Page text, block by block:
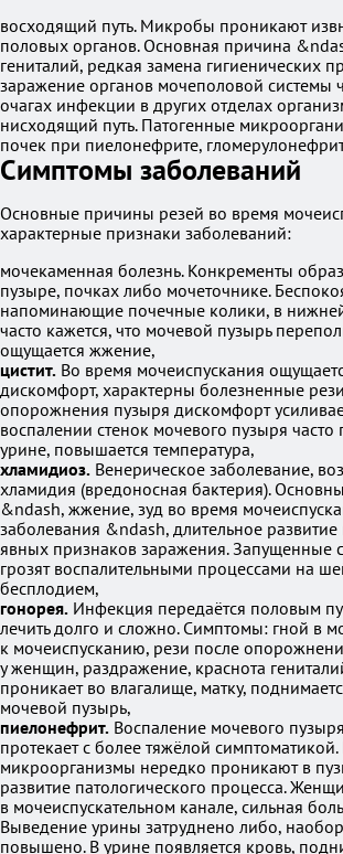
восходящий путь. Микробы проникают
половых органов. Основная причина
гениталий, редкая замена гигиенических
заражение органов мочеполовой системы
очагах инфекции в других отделах
нисходящий путь. Патогенные
почек при пиелонефрите,
Симптомы заболеваний
Основные причины резей во время
характерные признаки заболеваний:
мочекаменная болезнь. Конкременты
пузыре, почках либо мочеточнике.
напоминающие почечные колики, в
часто кажется, что мочевой пузырь
ощущается жжение,
цистит. Во время мочеиспускания
дискомфорт, характерны болезненные
опорожнения пузыря дискомфорт
воспалении стенок мочевого пузыря часто
урине, повышается температура,
хламидиоз. Венерическое заболевание,
хламидия (вредоносная бактерия).
&ndash, жжение, зуд во время
заболевания &ndash, длительное развитие
явных признаков заражения. Запущенные
грозят воспалительными процессами на
бесплодием,
гонорея. Инфекция передаётся половым
лечить долго и сложно. Симптомы: гной в
к мочеиспусканию, рези после
у женщин, раздражение, краснота
проникает во влагалище, матку,
мочевой пузырь,
пиелонефрит. Воспаление мочевого
протекает с более тяжёлой
микроорганизмы нередко проникают в
развитие патологического процесса.
в мочеиспускательном канале, сильная
Выведение урины затруднено либо,
повышено. В урине появляется кровь,